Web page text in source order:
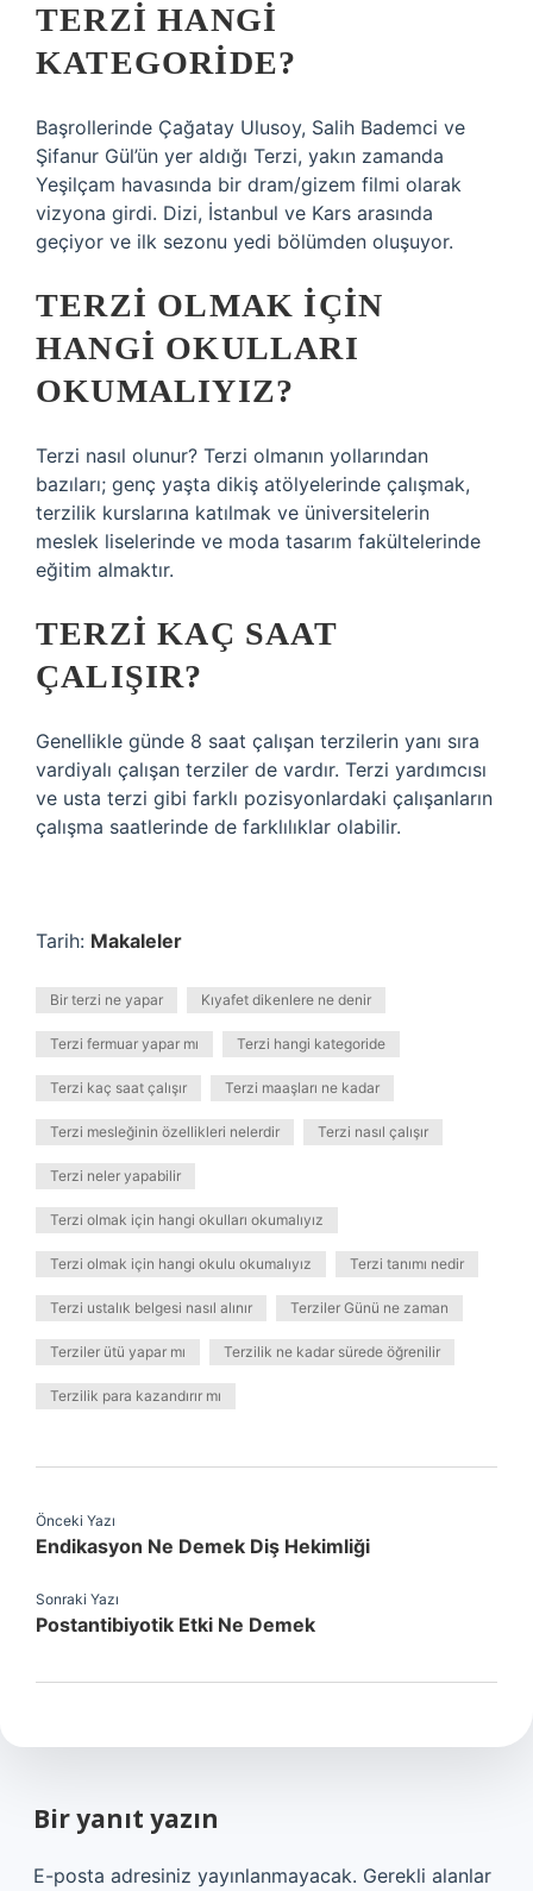
TERZI HANGI
KATEGORIDE?
Başrollerinde Çağatay Ulusoy, Salih Bademci ve
Şifanur Gül’ün yer aldığı Terzi, yakın zamanda
Yeşilçam havasında bir dram/gizem filmi olarak
vizyona girdi. Dizi, İstanbul ve Kars arasında
geçiyor ve ilk sezonu yedi bölümden oluşuyor.
TERZI OLMAK IÇIN
HANGI OKULLARI
OKUMALIYIZ?
Terzi nasıl olunur? Terzi olmanın yollarından
bazıları; genç yaşta dikiş atölyelerinde çalışmak,
terzilik kurslarına katılmak ve üniversitelerin
meslek liselerinde ve moda tasarım fakültelerinde
eğitim almaktır.
TERZI KAÇ SAAT
ÇALIŞIR?
Genellikle günde 8 saat çalışan terzilerin yanı sıra
vardiyalı çalışan terziler de vardır. Terzi yardımcısı
ve usta terzi gibi farklı pozisyonlardaki çalışanların
çalışma saatlerinde de farklılıklar olabilir.
Tarih: Makaleler
Bir terzi ne yapar Kıyafet dikenlere ne denir
Terzi fermuar yapar mı Terzi hangi kategoride
Terzi kaç saat çalışır Terzi maaşları ne kadar
Terzi mesleğinin özellikleri nelerdir Terzi nasıl çalışır
Terzi neler yapabilir
Terzi olmak için hangi okulları okumalıyız
Terzi olmak için hangi okulu okumalıyız Terzi tanımı nedir
Terzi ustalık belgesi nasıl alınır Terziler Günü ne zaman
Terziler ütü yapar mı Terzilik ne kadar sürede öğrenilir
Terzilik para kazandırır mı
Önceki Yazı
Endikasyon Ne Demek Diş Hekimliği
Sonraki Yazı
Postantibiyotik Etki Ne Demek
Bir yanıt yazın
E-posta adresiniz yayınlanmayacak. Gerekli alanlar